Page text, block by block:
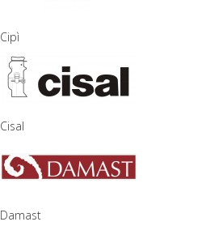
Cipì
Cisal
Damast